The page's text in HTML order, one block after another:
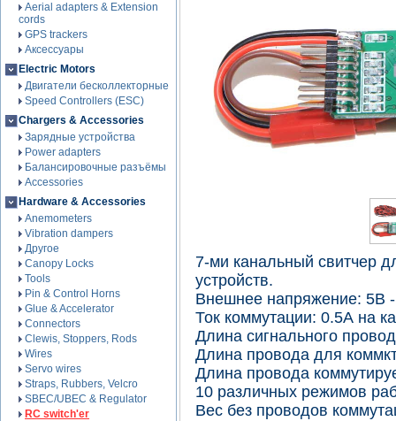
Aerial adapters & Extension
cords
GPS trackers
Аксессуары
Electric Motors
Двигатели бесколлекторные
Speed Controllers (ESC)
Chargers & Accessories
Зарядные устройства
Power adapters
Балансировочные разъёмы
Accessories
Hardware & Accessories
Anemometers
Vibration dampers
Другое
Canopy Locks
Tools
Pin & Control Horns
Glue & Accelerator
Connectors
Clewis, Stoppers, Rods
Wires
Servo wires
Straps, Rubbers, Velcro
SBEC/UBEC & Regulator
RC switch'er
7-ми канальный свитчер
устройств.
Внешнее напряжение: 5В
Ток коммутации: 0.5А на
Длина сигнального
Длина провода для
Длина провода
10 различных режимов
Вес без проводов